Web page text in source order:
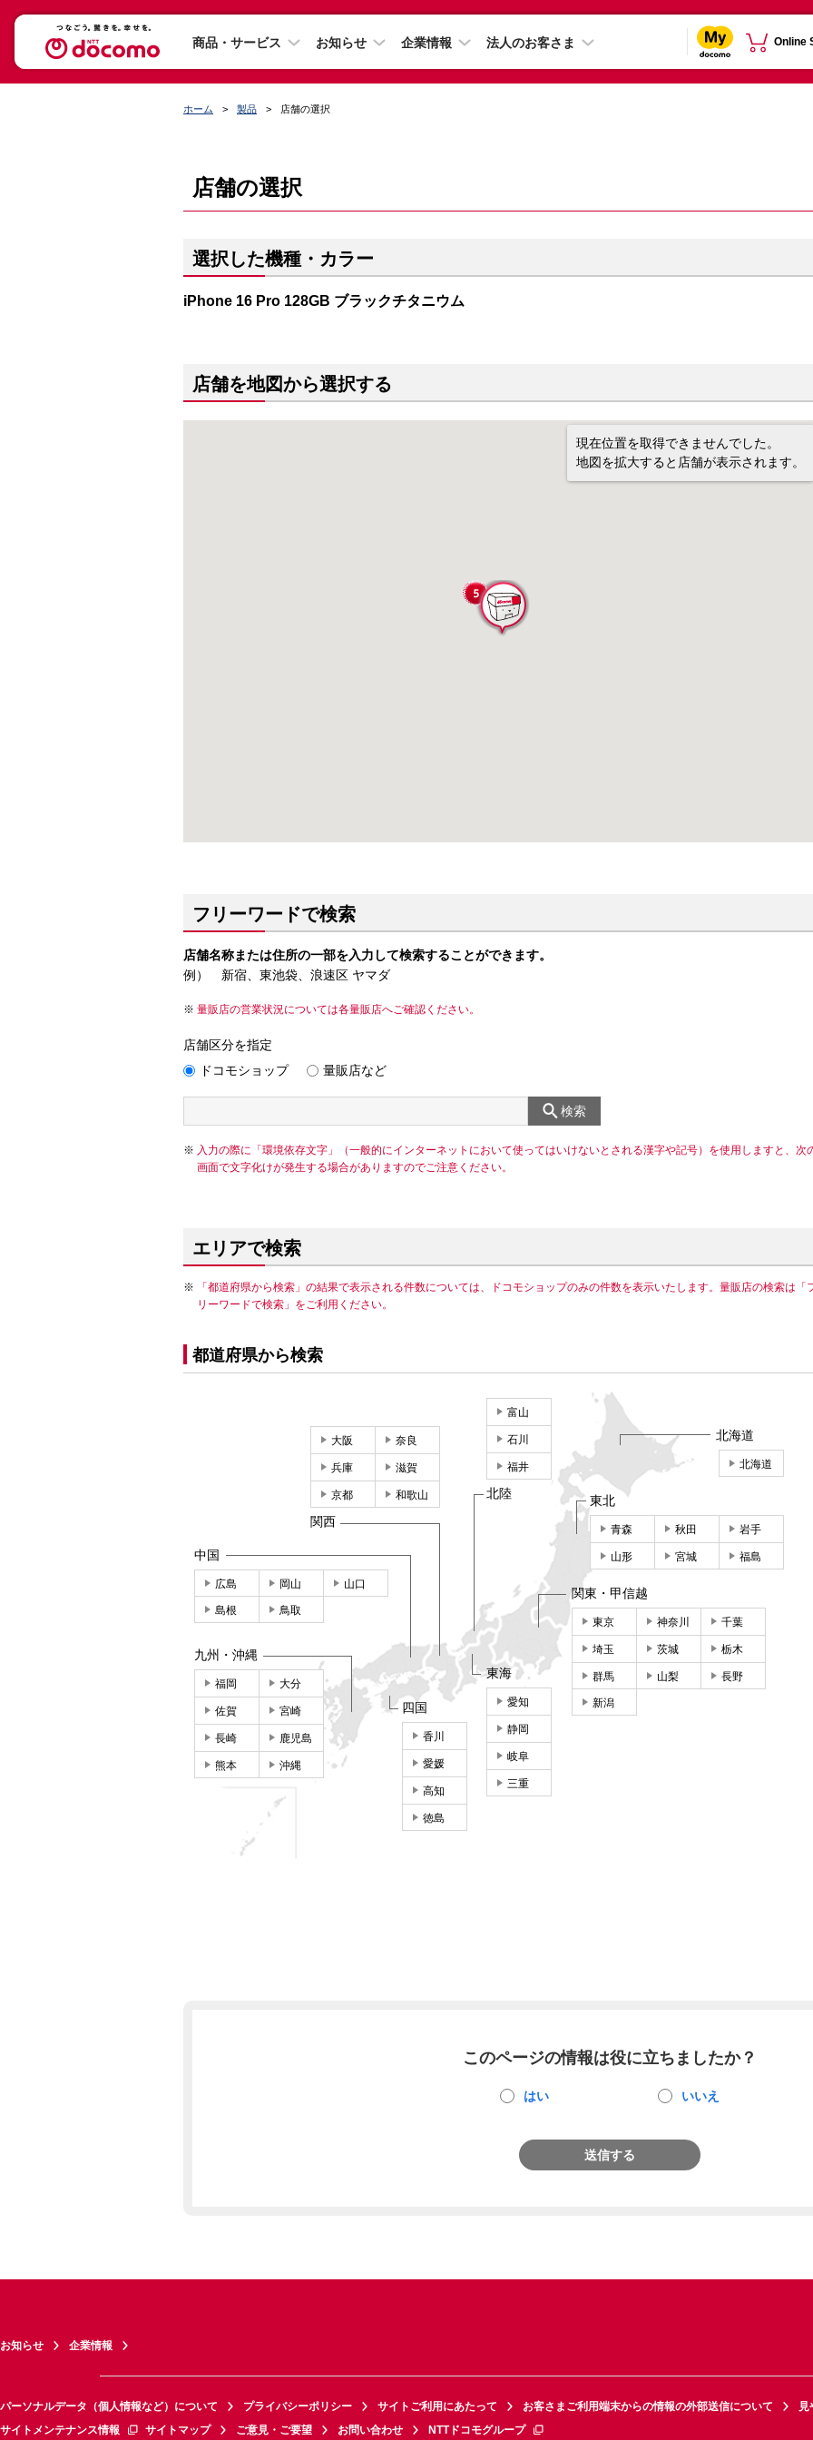
商品・サービス お知らせ 企業情報 法人のお客さま Online
ホーム 製品 店舗の選択
店舗の選択
選択した機種・カラー
iPhone 16 Pro 128GB ブラックチタニウム
店舗を地図から選択する
現在位置を取得できませんでした。
地図を拡大すると店舗が表示されます。
フリーワードで検索
店舗名称または住所の一部を入力して検索することができます。
例） 新宿、東池袋、浪速区 ヤマダ
量販店の営業状況については各量販店へご確認ください。
店舗区分を指定
ドコモショップ
量販店など
検索
入力の際に「環境依存文字」（一般的にインターネットにおいて使ってはいけないとされる漢字や記号）を使用しますと、次
画面で文字化けが発生する場合がありますのでご注意ください。
エリアで検索
「都道府県から検索」の結果で表示される件数については、ドコモショップのみの件数を表示いたします。量販店の検索は「
リーワードで検索」をご利用ください。
都道府県から検索
北海道
北海道
東北
青森 秋田 岩手
山形 宮城 福島
関東・甲信越
東京 神奈川 千葉
埼玉 茨城 栃木
群馬 山梨 長野
新潟
東海
愛知
静岡
岐阜
三重
富山
石川
福井
北陸
大阪 奈良
兵庫 滋賀
京都 和歌山
関西
中国
広島 岡山 山口
島根 鳥取
四国
香川
愛媛
高知
徳島
九州・沖縄
福岡 大分
佐賀 宮崎
長崎 鹿児島
熊本 沖縄
このページの情報は役に立ちましたか？
はい いいえ
送信する
お知らせ 企業情報
パーソナルデータ（個人情報など）について プライバシーポリシー サイトご利用にあたって お客さまご利用端末からの情報の外部送信について
見
サイトメンテナンス情報
サイトマップ ご意見・ご要望 お問い合わせ NTTドコモグループ